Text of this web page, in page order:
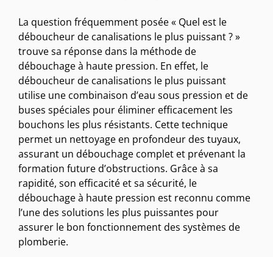
La question fréquemment posée « Quel est le
déboucheur de canalisations le plus puissant ? »
trouve sa réponse dans la méthode de
débouchage à haute pression. En effet, le
déboucheur de canalisations le plus puissant
utilise une combinaison d’eau sous pression et de
buses spéciales pour éliminer efficacement les
bouchons les plus résistants. Cette technique
permet un nettoyage en profondeur des tuyaux,
assurant un débouchage complet et prévenant la
formation future d’obstructions. Grâce à sa
rapidité, son efficacité et sa sécurité, le
débouchage à haute pression est reconnu comme
l’une des solutions les plus puissantes pour
assurer le bon fonctionnement des systèmes de
plomberie.